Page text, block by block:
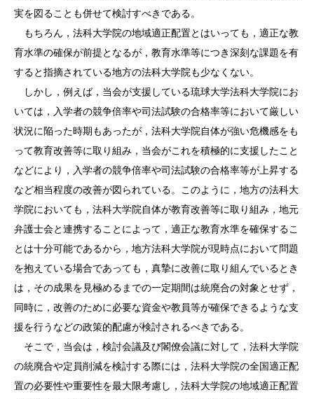
実を図ることも併せて検討すべきである。
もちろん，法科大学院の地域適正配置とはいっても，適正な教
育水準の確保が前提となるが，教育水準等につき深刻な課題を有
すると指摘されている地方の法科大学院も少なくない。
しかし，例えば，当会が支援している琉球大学法科大学院にお
いては，入学者の競争倍率や司法試験の合格率等において厳しい
状況に陥った時期もあったが，法科大学院自体が強い危機感をも
って教育改善等に取り組み，当会がこれを積極的に支援したこと
などにより，入学者の競争倍率や司法試験の合格率等が上昇する
など相当程度の改善が図られている。このように，地方の法科大
学院においても，法科大学院自体が教育改善等に取り組み，地元
弁護士会と連携することによって，適正な教育水準を確保するこ
とは十分可能であるから，地方法科大学院が現時点において問題
を抱えている場合であっても，真摯に改善に取り組んでいるとき
は，その成果を見極めるまでの一定期間は統廃合の対象とせず，
同時に，改善のために必要な資金や教員等が確保できるような支
援を行うなどの政策的配慮が検討されるべきである。
そこで，当会は，検討会議及び閣僚会議に対して，法科大学院
の統廃合や定員削減を検討する際には，法科大学院の全国適正配
置の必要性や重要性を最大限考慮し，法科大学院の地域適正配置